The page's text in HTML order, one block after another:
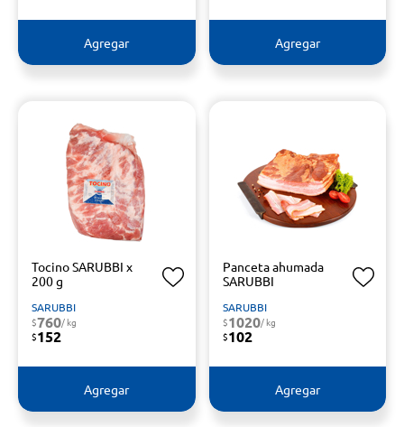
Agregar Agregar
Tocino SARUBBI x
200 g
SARUBBI
$760/ kg
$152
Agregar
Panceta ahumada
SARUBBI
SARUBBI
$1020/ kg
$102
Agregar